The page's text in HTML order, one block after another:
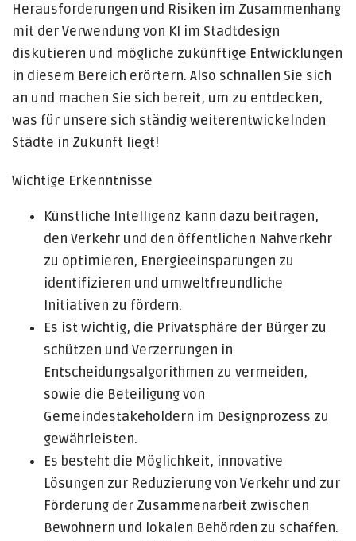
Herausforderungen und Risiken im Zusammenhang
mit der Verwendung von KI im Stadtdesign
diskutieren und mögliche zukünftige Entwicklungen
in diesem Bereich erörtern. Also schnallen Sie sich
an und machen Sie sich bereit, um zu entdecken,
was für unsere sich ständig weiterentwickelnden
Städte in Zukunft liegt!
Wichtige Erkenntnisse
Künstliche Intelligenz kann dazu beitragen,
den Verkehr und den öffentlichen Nahverkehr
zu optimieren, Energieeinsparungen zu
identifizieren und umweltfreundliche
Initiativen zu fördern.
Es ist wichtig, die Privatsphäre der Bürger zu
schützen und Verzerrungen in
Entscheidungsalgorithmen zu vermeiden,
sowie die Beteiligung von
Gemeindestakeholdern im Designprozess zu
gewährleisten.
Es besteht die Möglichkeit, innovative
Lösungen zur Reduzierung von Verkehr und zur
Förderung der Zusammenarbeit zwischen
Bewohnern und lokalen Behörden zu schaffen.